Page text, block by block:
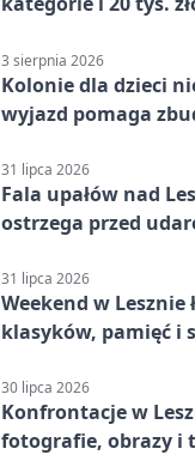
3 sierpnia 2026
Kolonie dla dzieci
wyjazd pomaga
31 lipca 2026
Fala upałów nad
ostrzega przed
31 lipca 2026
Weekend w Lesznie
klasyków, pamięć i
30 lipca 2026
Konfrontacje w
fotografie, obrazy i